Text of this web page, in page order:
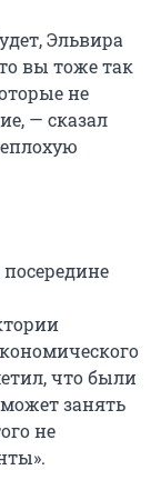
Эльвира
вы тоже так
не
— сказал
что были
занять
не